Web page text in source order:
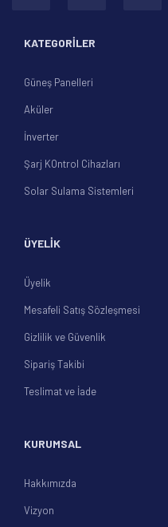
KATEGORİLER
Güneş Panelleri
Aküler
İnverter
Şarj KOntrol Cihazları
Solar Sulama Sistemleri
ÜYELİK
Üyelik
Mesafeli Satış Sözleşmesi
Gizlilik ve Güvenlik
Sipariş Takibi
Teslimat ve İade
KURUMSAL
Hakkımızda
Vizyon